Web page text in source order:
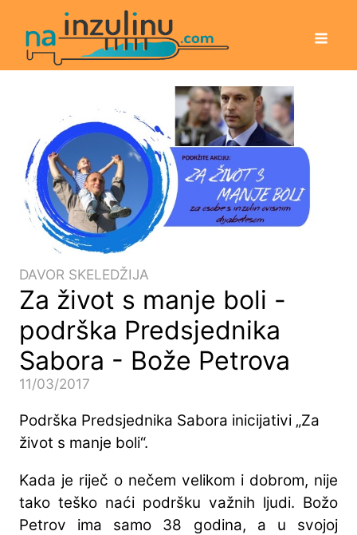
DAVOR SKELEDŽIJA
Za život s manje boli -
podrška Predsjednika
Sabora - Bože Petrova
11/03/2017
Podrška Predsjednika Sabora inicijativi „Za
život s manje boli“.
Kada je riječ o nečem velikom i dobrom, nije
tako teško naći podršku važnih ljudi. Božo
Petrov ima samo 38 godina, a u svojoj